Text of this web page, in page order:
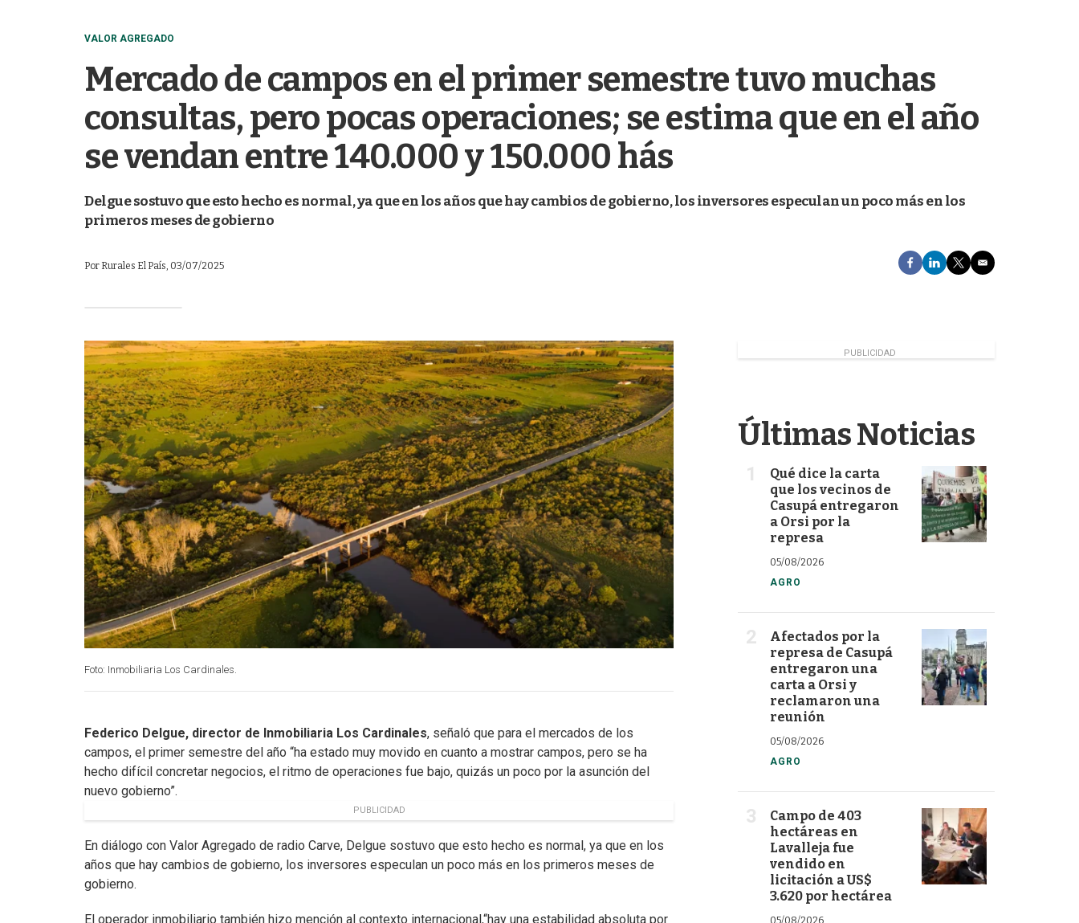
VALOR AGREGADO
Mercado de campos en el primer semestre tuvo muchas
consultas, pero pocas operaciones; se estima que en el año
se vendan entre 140.000 y 150.000 hás
Delgue sostuvo que esto hecho es normal, ya que en los años que hay cambios de gobierno, los inversores especulan un poco más en los
primeros meses de gobierno
Por Rurales El País, 03/07/2025
F
a
L
i
T
w
E
m
Foto: Inmobiliaria Los Cardinales.
Federico Delgue, director de Inmobiliaria Los Cardinales, señaló que para el mercados de los
campos, el primer semestre del año “ha estado muy movido en cuanto a mostrar campos, pero se ha
hecho difícil concretar negocios, el ritmo de operaciones fue bajo, quizás un poco por la asunción del
nuevo gobierno”.
PUBLICIDAD
En diálogo con Valor Agregado de radio Carve, Delgue sostuvo que esto hecho es normal, ya que en los
años que hay cambios de gobierno, los inversores especulan un poco más en los primeros meses de
gobierno.
El operador inmobiliario también hizo mención al contexto internacional,“hay una estabilidad absoluta por
PUBLICIDAD
Últimas Noticias
Qué dice la carta
que los vecinos de
Casupá entregaron
a Orsi por la
represa
05/08/2026
AGRO
Afectados por la
represa de Casupá
entregaron una
carta a Orsi y
reclamaron una
reunión
05/08/2026
AGRO
Campo de 403
hectáreas en
Lavalleja fue
vendido en
licitación a US$
3.620 por hectárea
05/08/2026